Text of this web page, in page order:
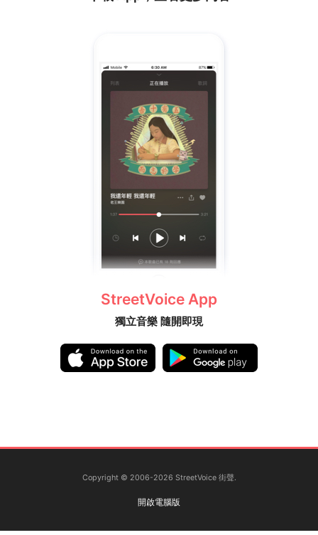
StreetVoice App
獨立音樂 隨開即現
Copyright © 2006-2026 StreetVoice 街聲.
開啟電腦版